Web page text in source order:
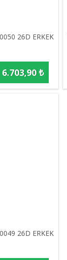
26D ERKEK
6.703,90 ₺
26D ERKEK